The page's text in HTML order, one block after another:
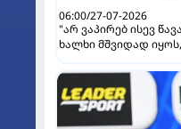
06:00/27-07-2026
"არ ვაპირებ ისევ
ხალხი მშვიდად